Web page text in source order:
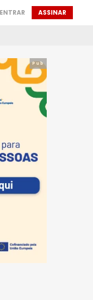
ENTRAR ASSINAR
Pub